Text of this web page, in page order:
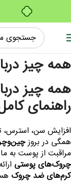
همه چیز
همه چیز
راهنمای
افزایش سن، استرس،
همگی در بروز
مراقبت از پوست به
چروک‌های پوستی
کرم‌های ضد چروک